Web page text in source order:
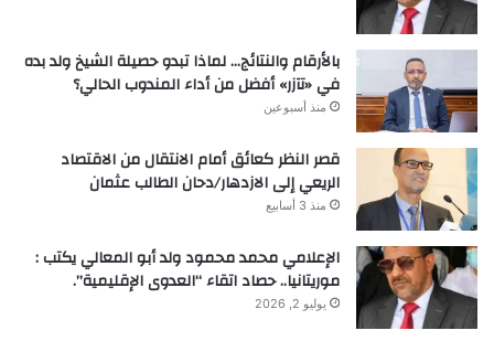
بالأرقام والنتائج… لماذا تبدو حصيلة الشيخ ولد بده
في «تآزر» أفضل من أداء المندوب الحالي؟
منذ أسبوعين
قصر النظر كعائق أمام الانتقال من الاقتصاد
الريعي إلى الازدهار/دحان الطالب عثمان
منذ 3 أسابيع
الإعلامي محمد محمود ولد أبو المعالي يكتب :
موريتانيا.. حصاد اتقاء “العدوى الإقليمية”.
يوليو 2, 2026